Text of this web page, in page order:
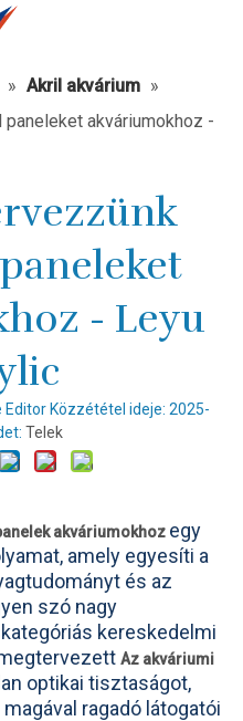
» Akril akvárium »
akváriumokhoz -
- Leyu
Közzététel ideje: 2025-
Telek
akváriumokhoz egy
amely egyesíti a
és az
szó nagy
kereskedelmi
Az akváriumi
optikai tisztaságot,
ragadó látogatói